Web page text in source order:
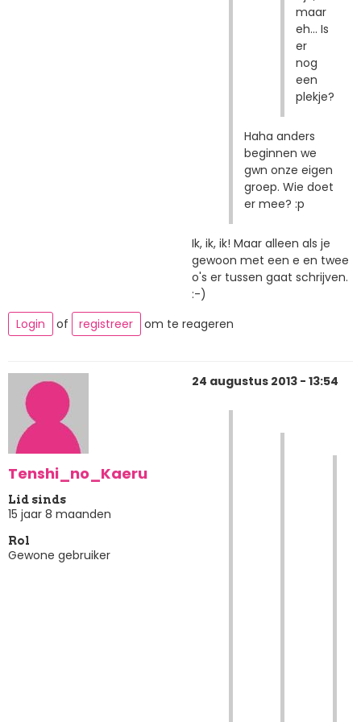
maar
eh... Is
er
nog
een
plekje?
Haha anders
beginnen we
gwn onze eigen
groep. Wie doet
er mee? :p
Ik, ik, ik! Maar alleen als je
gewoon met een e en twee
o's er tussen gaat schrijven.
:-)
Login
of registreer om te reageren
Tenshi_no_Kaeru
Lid sinds
15 jaar 8 maanden
Rol
Gewone gebruiker
24 augustus 2013 - 13:54